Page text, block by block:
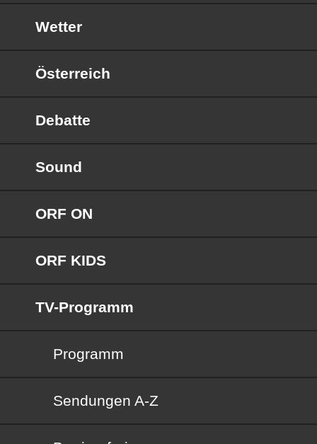
Wetter
Österreich
Debatte
Sound
ORF ON
ORF KIDS
TV-Programm
Programm
Sendungen von A bis Z
Sendungen A-Z